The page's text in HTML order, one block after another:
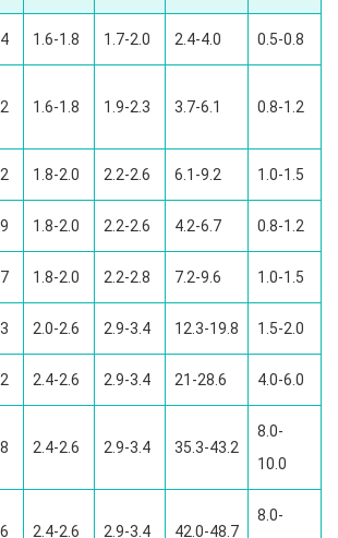
1.6-1.8 1.7-2.0 2.4-4.0 0.5-0.8
1.6-1.8 1.9-2.3 3.7-6.1 0.8-1.2
1.8-2.0 2.2-2.6 6.1-9.2 1.0-1.5
1.8-2.0 2.2-2.6 4.2-6.7 0.8-1.2
1.8-2.0 2.2-2.8 7.2-9.6 1.0-1.5
2.0-2.6 2.9-3.4 12.3-19.8 1.5-2.0
2.4-2.6 2.9-3.4 21-28.6 4.0-6.0
2.4-2.6 2.9-3.4 35.3-43.2
8.0-
10.0
2.4-2.6 2.9-3.4 42.0-48.7
8.0-